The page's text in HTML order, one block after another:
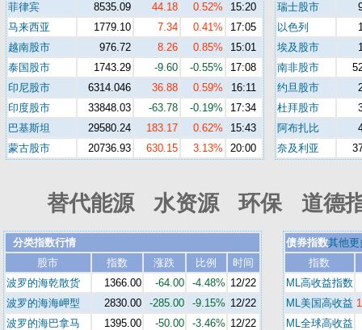
菲律宾
8535.09 44.18 0.52%
15:20
马来西亚
1779.10 7.34 0.41%
17:05
越南股市
976.72 8.26 0.85%
15:01
泰国股市
1743.29 -9.60 -0.55%
17:08
印尼股市
6314.046 36.88 0.59%
16:11
印度股市
33848.03 -63.78 -0.19%
17:34
巴基斯坦
29580.24 183.17 0.62%
15:43
蒙古股市
20736.93 630.15 3.13% 20:00
瑞士股市
以色列
埃及股市
南非股市
约旦股市
杜拜股市
阿布扎比
奈及利亚
替代能源 水资源 环保 道德
分类指数行情
股市
指数 涨跌 比例
时间
波罗的海乾散货
1366.00 -64.00 -4.48% 12/22
波罗的海海岬型
2830.00 -285.00 -9.15% 12/22
波罗的海巴拿马
1395.00 -50.00 -3.46% 12/22
债券指数其他更
指数
ML高收益指数
ML美国高收益
ML全球高收益